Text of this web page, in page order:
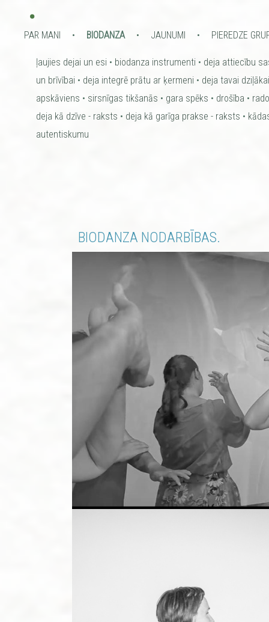
•
PAR MANI BIODANZA JAUNUMI PIEREDZE
ļaujies dejai un esi biodanza instrumenti
deja attiecību
un brīvībai
deja integrē prātu ar ķermeni
deja tavai
apskāviens
sirsnīgas tikšanās gara spēks drošība
deja kā dzīve - raksts
deja kā garīga prakse - raksts
autentiskumu
BIODANZA NODARBĪBAS.